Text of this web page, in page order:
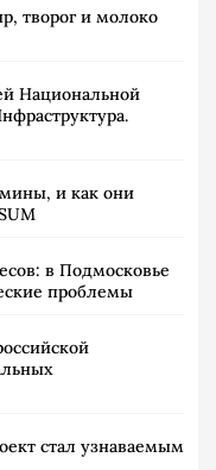
творог и молоко
Национальной
и как они
в Подмосковье
проблемы
стал узнаваемым